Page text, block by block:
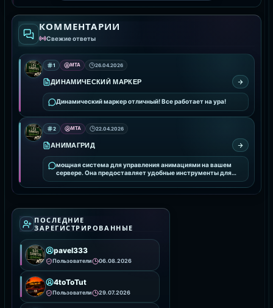
КОММЕНТАРИИ
Свежие ответы
1 MTA 26.04.2026
ДИНАМИЧЕСКИЙ МАРКЕР
Динамический маркер отличный! Все работает на ура!
2 MTA 22.04.2026
АНИМАГРИД
мощная система для управления анимациями на вашем
сервере. Она предоставляет удобные инструменты для
интеграции и настройки анимаций, улучшая визуальное
ПОСЛЕДНИЕ
ЗАРЕГИСТРИРОВАННЫЕ
pavel333
Пользователи 06.08.2026
4toToTut
Пользователи 29.07.2026